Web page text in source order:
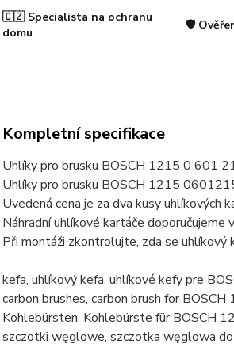
🇨🇿 Specialista na ochranu
domu
🛡️
Kompletní specifikace
Uhlíky pro brusku BOSCH 1215 0 601
Uhlíky pro brusku BOSCH 1215
Uvedená cena je za dva kusy uhlíkových
Náhradní uhlíkové kartáče
Při montáži zkontrolujte, zda se uhlíkový
kefa, uhlíkový kefa, uhlíkové kefy pre
carbon brushes, carbon brush for
Kohlebürsten, Kohlebürste für
szczotki węglowe, szczotka węglowa